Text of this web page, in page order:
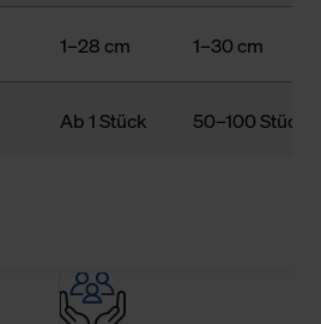
1–28 cm 1–30 cm
Ab 1 Stück 50–100 Stück